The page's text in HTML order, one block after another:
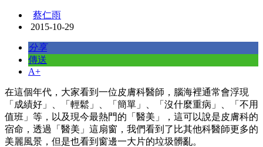
蔡仁雨
2015-10-29
分享
傳送
A+
在這個年代，大家看到一位皮膚科醫師，腦海裡通常會浮現
「成績好」、「輕鬆」、「簡單」、「沒什麼重病」、「不用
值班」等，以及現今最熱門的「醫美」，這可以說是皮膚科的
宿命，透過「醫美」這扇窗，我們看到了比其他科醫師更多的
美麗風景，但是也看到窗邊一大片的垃圾髒亂。